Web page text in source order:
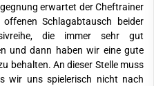
erwartet der Cheftrainer
Schlagabtausch beider
die immer sehr gut
und dann haben wir eine gute
behalten. An dieser Stelle muss
wir uns spielerisch nicht nach